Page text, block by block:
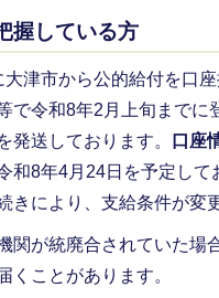
握している方
大津市から公的給付を口
で令和8年2月上旬まで
発送しております。
口座
和8年4月24日を予定して
きにより、支給条件が変
関が統廃合されていた場
くことがあります。